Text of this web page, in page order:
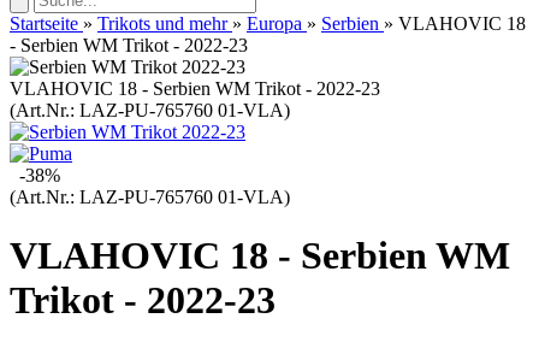
Startseite » Trikots und mehr » Europa » Serbien » VLAHOVIC 18
- Serbien WM Trikot - 2022-23
VLAHOVIC 18 - Serbien WM Trikot - 2022-23
(Art.Nr.: LAZ-PU-765760 01-VLA)
-38%
(Art.Nr.: LAZ-PU-765760 01-VLA)
VLAHOVIC 18 - Serbien WM
Trikot - 2022-23